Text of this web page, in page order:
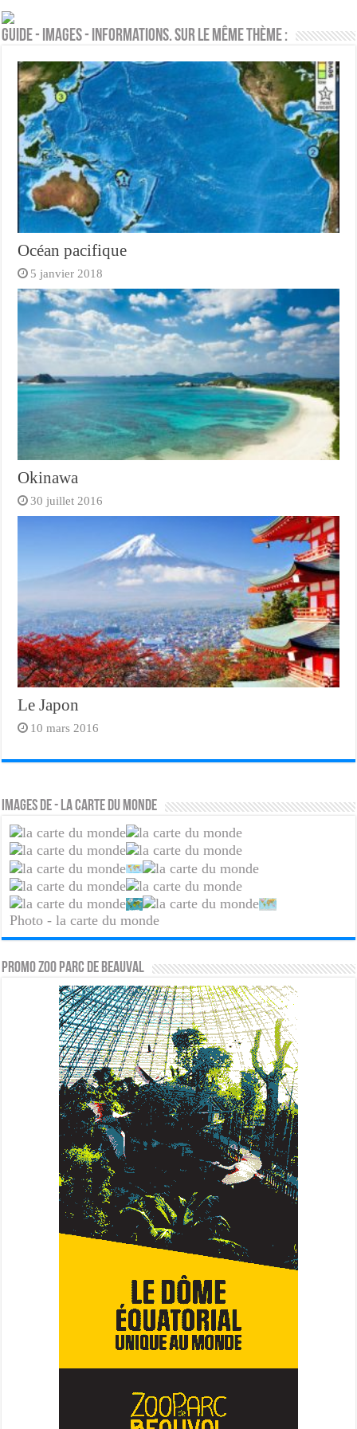
Guide - Images - Informations. Sur le même thème :
Océan pacifique
5 janvier 2018
Okinawa
30 juillet 2016
Le Japon
10 mars 2016
Images de - la carte du monde
Photo - la carte du monde
PROMO ZOO PARC DE BEAUVAL